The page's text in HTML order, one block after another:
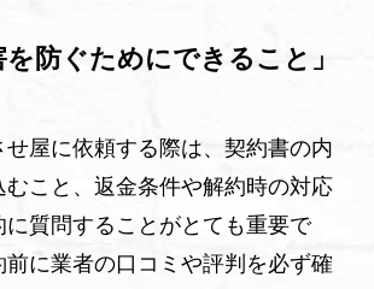
防ぐためにできること」
屋に依頼する際は、契約書の内
こと、返金条件や解約時の対応
に質問することがとても重要で
に業者の口コミや評判を必ず確